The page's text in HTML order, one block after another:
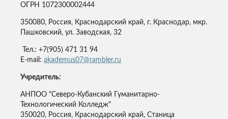
ОГРН 1072300002444
350080, Россия, Краснодарский край, г. Краснодар, мкр.
Пашковский, ул. Заводская, 32
Тел.: +7(905) 471 31 94
E-mail: akademus07@rambler.ru
Учредитель:
АНПОО "Северо-Кубанский Гуманитарно-
Технологический Колледж"
350020, Россия, Краснодарский край, Станица